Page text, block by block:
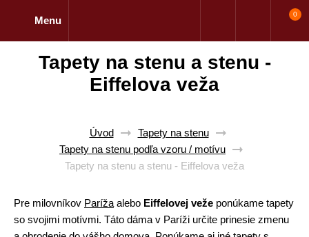
Menu
0
Tapety na stenu a stenu -
Eiffelova veža
Úvod
Tapety na stenu
Tapety na stenu podľa vzoru / motívu
Tapety na stenu a stenu - Eiffelova veža
Pre milovníkov Paríža alebo Eiffelovej veže ponúkame tapety
so svojimi motívmi. Táto dáma v Paríži určite prinesie zmenu